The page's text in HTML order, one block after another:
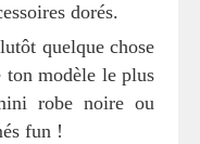
dorés.
quelque chose
ton modèle le plus
robe noire ou
fun !